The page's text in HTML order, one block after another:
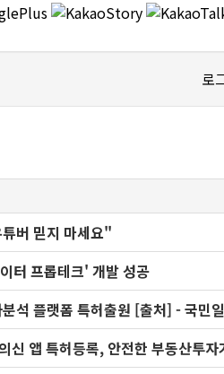
로
버 믿지 마세요"
터 프롭테크' 개발 성공
분석 플랫폼 특허출원 [출처] - 국
신 앱 특허등록, 안전한 부동산투